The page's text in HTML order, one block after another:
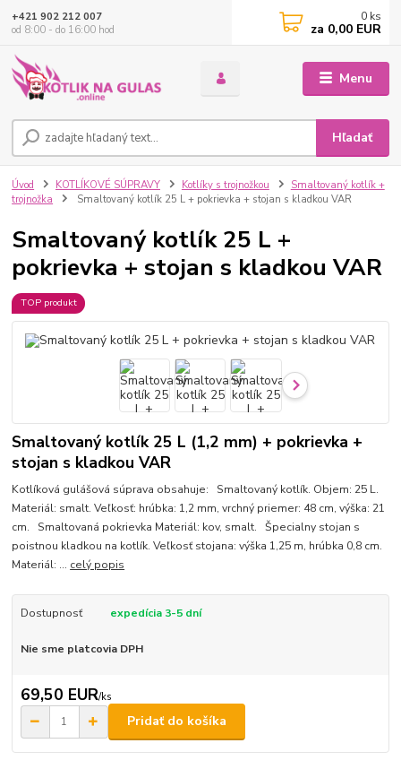
Menu
Hľadať
+421 902 212 007
od 8:00 - do 16:00 hod
0 ks
za 0,00 EUR
Úvod KOTLÍKOVÉ SÚPRAVY Kotlíky s trojnožkou
Smaltovaný kotlík +
trojnožka
Smaltovaný kotlík 25 L + pokrievka + stojan s kladkou VAR
Smaltovaný kotlík 25 L +
pokrievka + stojan s kladkou VAR
TOP produkt
Smaltovaný kotlík 25 L (1,2 mm) + pokrievka +
stojan s kladkou VAR
Kotlíková gulášová súprava obsahuje: Smaltovaný kotlík. Objem: 25 L.
Materiál: smalt. Veľkosť: hrúbka: 1,2 mm, vrchný priemer: 48 cm, výška: 21
cm. Smaltovaná pokrievka Materiál: kov, smalt. Špecialny stojan s
poistnou kladkou na kotlík. Veľkosť stojana: výška 1,25 m, hrúbka 0,8 cm.
Materiál: ... celý popis
Dostupnosť expedícia 3-5 dní
Nie sme platcovia DPH
69,50 EUR/ks
Pridať do košíka